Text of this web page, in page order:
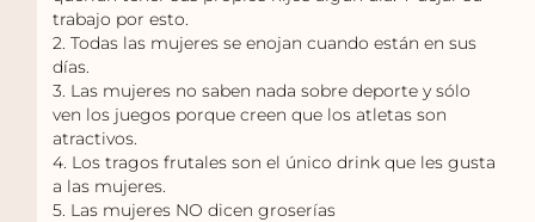
trabajo por esto.
2. Todas las mujeres se enojan cuando están en sus
días.
3. Las mujeres no saben nada sobre deporte y sólo
ven los juegos porque creen que los atletas son
atractivos.
4. Los tragos frutales son el único drink que les gusta
a las mujeres.
5. Las mujeres NO dicen groserías